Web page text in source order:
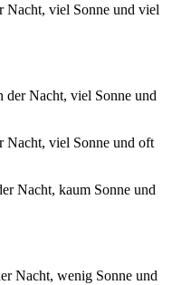
Nacht, viel Sonne und viel
der Nacht, viel Sonne und
Nacht, viel Sonne und oft
Nacht, kaum Sonne und
Nacht, wenig Sonne und